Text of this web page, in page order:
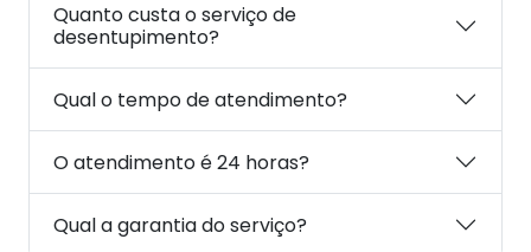
Quanto custa o serviço de
desentupimento?
Qual o tempo de atendimento?
O atendimento é 24 horas?
Qual a garantia do serviço?